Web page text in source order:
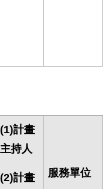
(1)計畫
主持人
(2)計畫
服務單位